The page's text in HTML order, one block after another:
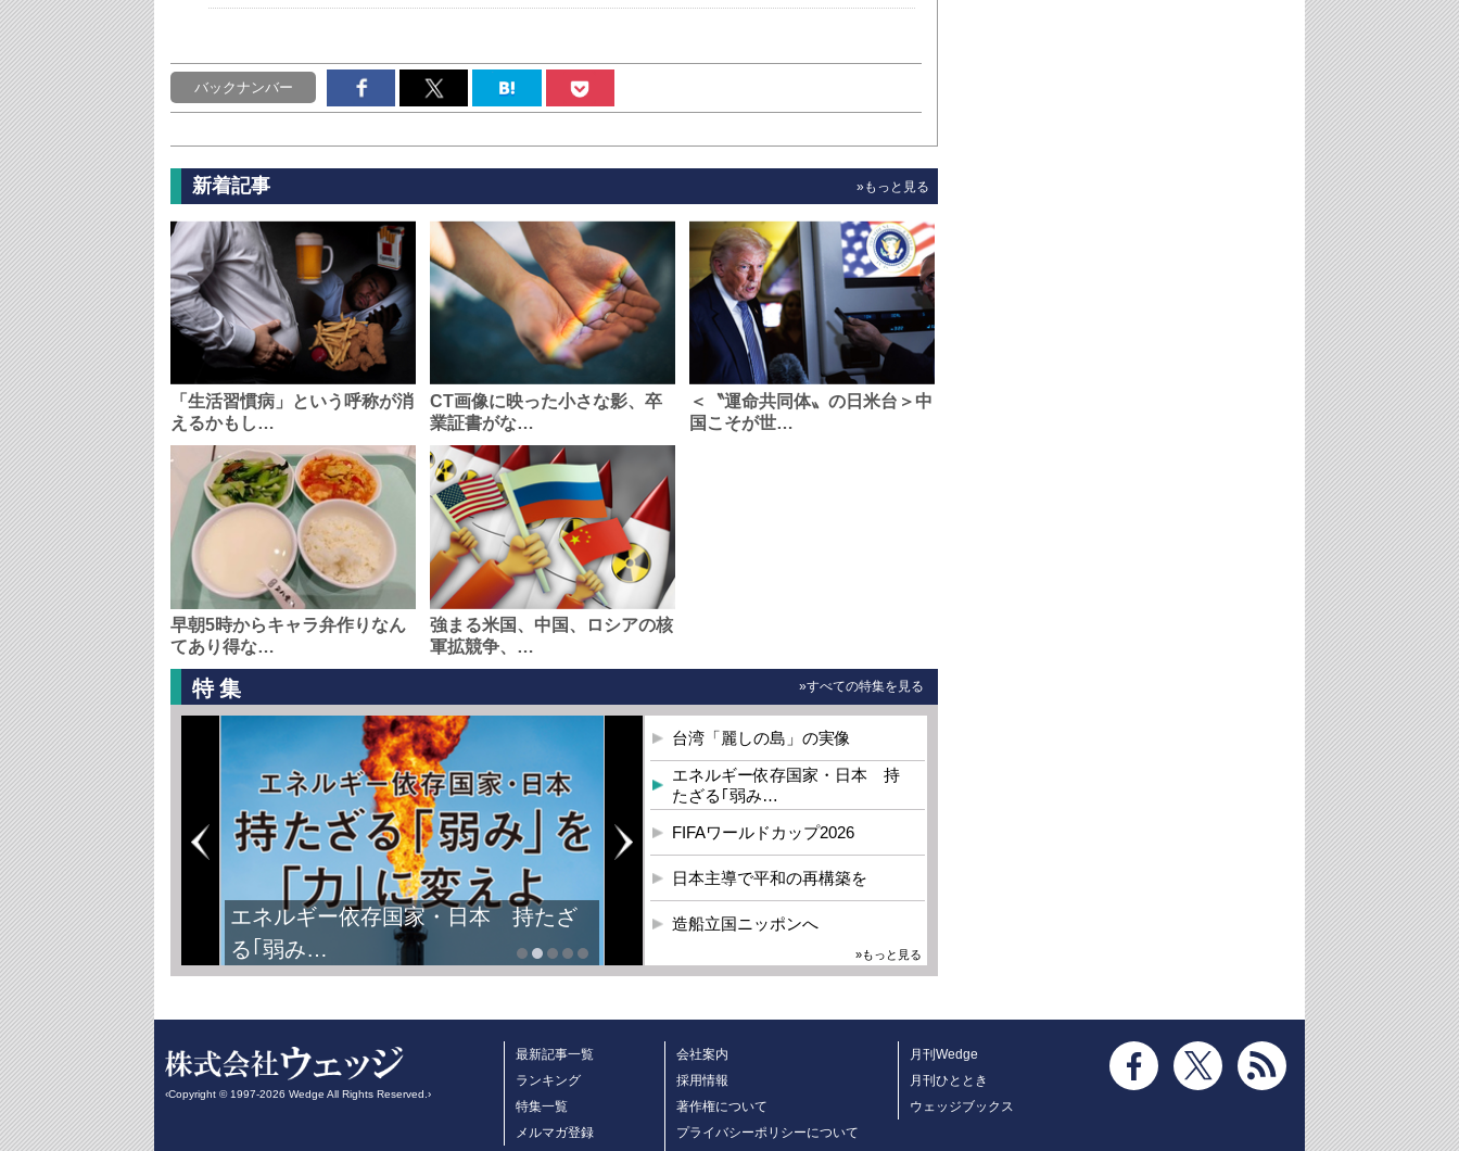
バックナンバー
新着記事 »もっと見る
「生活習慣病」という呼称が消
えるかもし…
CT画像に映った小さな影、卒
業証書がな…
＜〝運命共同体〟の日米台＞中
国こそが世…
早朝5時からキャラ弁作りなん
てあり得な…
強まる米国、中国、ロシアの核
軍拡競争、…
特集 »すべての特集を見る
エネルギー依存国家・日本 持たざ
る｢弱み…
台湾「麗しの島」の実像
エネルギー依存国家・日本 持
たざる｢弱み…
FIFAワールドカップ2026
日本主導で平和の再構築を
造船立国ニッポンへ
»もっと見る
‹Copyright © 1997-2026 Wedge All Rights Reserved.›
最新記事一覧
ランキング
特集一覧
メルマガ登録
会社案内
採用情報
著作権について
プライバシーポリシーについて
月刊Wedge
月刊ひととき
ウェッジブックス